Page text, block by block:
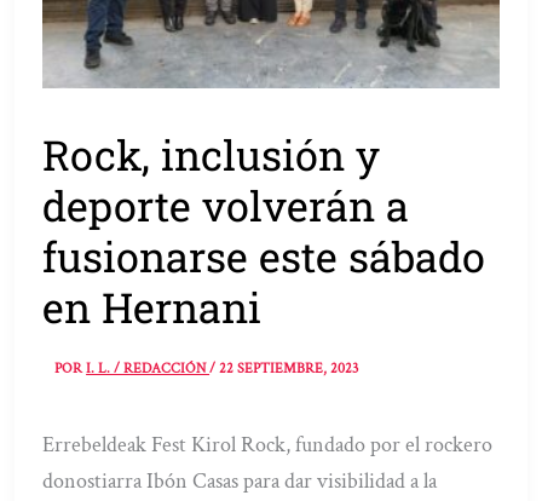
Rock, inclusión y
deporte volverán a
fusionarse este sábado
en Hernani
PORI. L. / REDACCIÓN/22 SEPTIEMBRE, 2023
Errebeldeak Fest Kirol Rock, fundado por el rockero
donostiarra Ibón Casas para dar visibilidad a la